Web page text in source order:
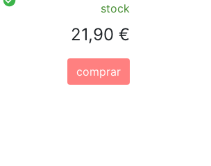
stock
21,90 €
comprar